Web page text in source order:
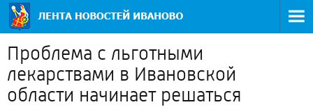
Проблема с льготными
лекарствами в Ивановской
области начинает решаться